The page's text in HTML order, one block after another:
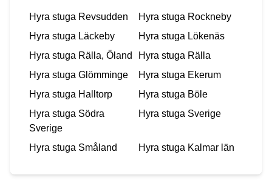
Hyra stuga Revsudden Hyra stuga Rockneby
Hyra stuga Läckeby Hyra stuga Lökenäs
Hyra stuga Rälla, Öland Hyra stuga Rälla
Hyra stuga Glömminge Hyra stuga Ekerum
Hyra stuga Halltorp Hyra stuga Böle
Hyra stuga Södra
Sverige
Hyra stuga Sverige
Hyra stuga Småland Hyra stuga Kalmar län